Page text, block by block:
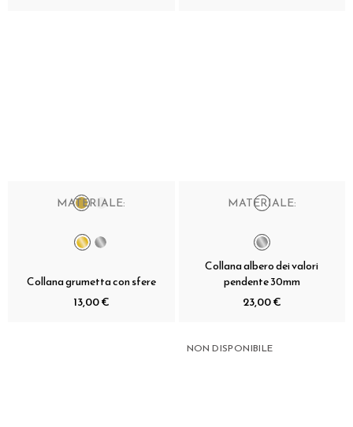
MATERIALE:
Collana grumetta con sfere
13,00 €
MATERIALE:
Collana albero dei valori
pendente 30mm
23,00 €
NON DISPONIBILE